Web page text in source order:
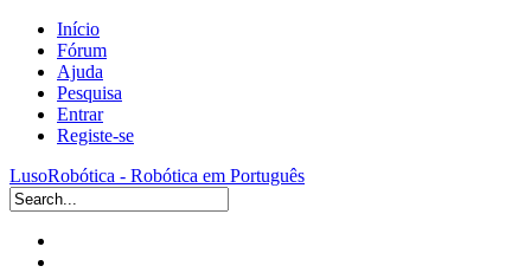
Início
Fórum
Ajuda
Pesquisa
Entrar
Registe-se
LusoRobótica - Robótica em Português